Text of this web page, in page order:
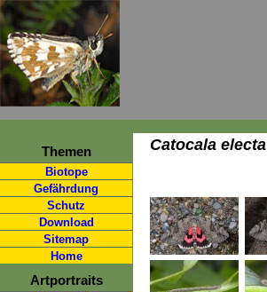
Themen
Biotope
Gefährdung
Schutz
Download
Sitemap
Home
Artportraits
Catocala electa